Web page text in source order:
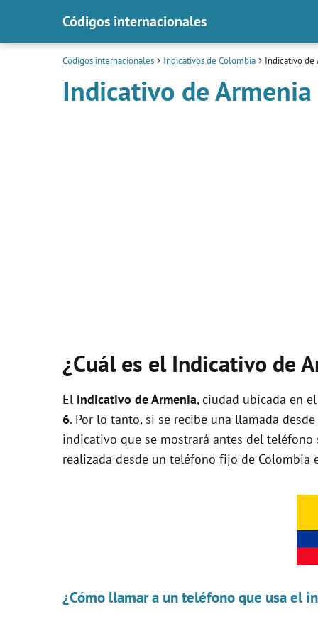
Códigos internacionales
Códigos internacionales Indicativos de Colombia Indicativo de
Indicativo de Armenia
¿Cuál es el Indicativo de
El indicativo de Armenia, ciudad ubicada en
6. Por lo tanto, si se recibe una llamada
indicativo que se mostrará antes del teléfono
realizada desde un teléfono fijo de Colombia
¿Cómo llamar a un teléfono que usa el